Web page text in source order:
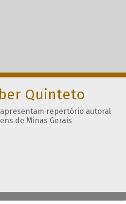
Quinteto
repertório autoral
de Minas Gerais